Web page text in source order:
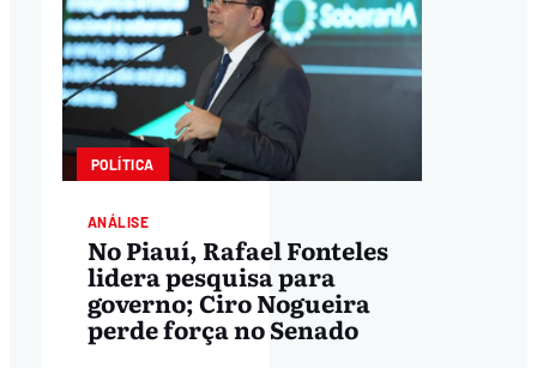
POLÍTICA
ANÁLISE
No Piauí, Rafael Fonteles
lidera pesquisa para
governo; Ciro Nogueira
perde força no Senado